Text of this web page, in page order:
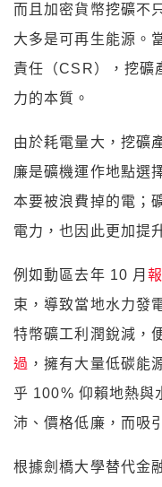
而且加密貨幣挖礦不
大多是可再生能源。
責任（CSR），挖礦
力的本質。
由於耗電量大，挖礦
廉是礦機運作地點選
本要被浪費掉的電；
電力，也因此更加提
例如動區去年 10 月
束，導致當地水力發
特幣礦工利潤銳減，
過 ，擁有大量低碳能
乎 100% 仰賴地熱與
沛、價格低廉，而吸
根據劍橋大學替代金